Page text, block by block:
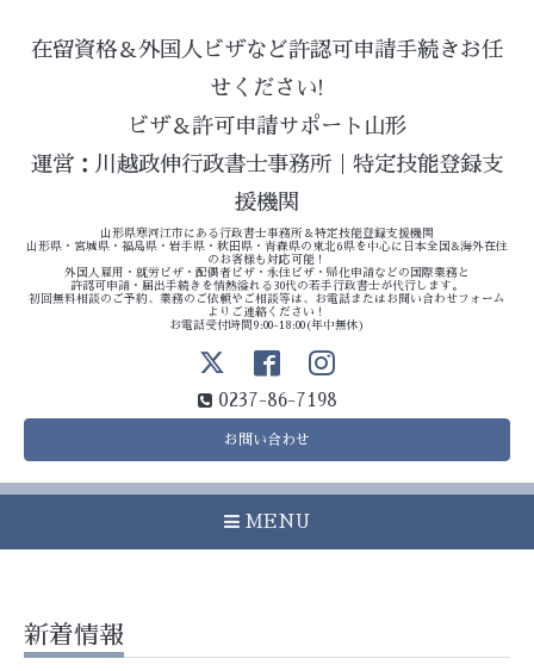
在留資格＆外国人ビザなど許認可申請手続きお任
せください!
ビザ＆許可申請サポート山形
運営：川越政伸行政書士事務所｜特定技能登録支
援機関
山形県寒河江市にある行政書士事務所＆特定技能登録支援機関
山形県・宮城県・福島県・岩手県・秋田県・青森県の東北6県を中心に日本全国&海外在住
のお客様も対応可能！
外国人雇用・就労ビザ・配偶者ビザ・永住ビザ・帰化申請などの国際業務と
許認可申請・届出手続きを情熱溢れる30代の若手行政書士が代行します。
初回無料相談のご予約、業務のご依頼やご相談等は、お電話またはお問い合わせフォーム
よりご連絡ください！
お電話受付時間9:00-18:00(年中無休)
0237-86-7198
お問い合わせ
MENU
新着情報